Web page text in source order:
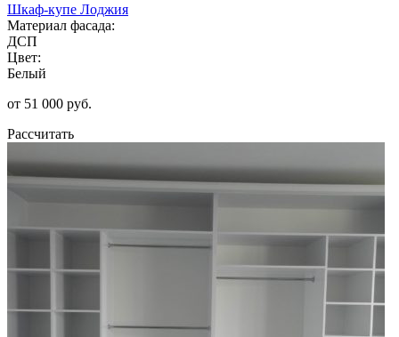
Шкаф-купе Лоджия
Материал фасада:
ДСП
Цвет:
Белый
от 51 000 руб.
Рассчитать